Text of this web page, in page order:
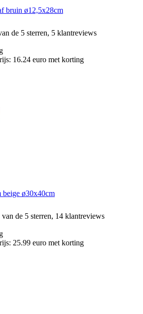
bruin ø12,5x28cm
de 5 sterren, 5 klantreviews
16.24 euro met korting
ø30x40cm
de 5 sterren, 14 klantreviews
25.99 euro met korting